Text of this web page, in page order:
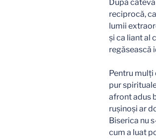
După
reciprocă,
lumii
şi ca liant al
regăsească
Pentru mulţi
pur
afront adus
ruşinoşi ar
Biserica nu
cum a luat